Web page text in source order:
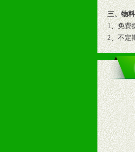
三、物
1、免费
2、不定
3、根据
四、市
1、根据
2、根据
3、根据
4、根据
五、退换